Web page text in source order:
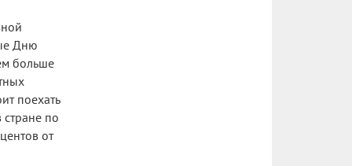
Дню
больше
поехать
по
от